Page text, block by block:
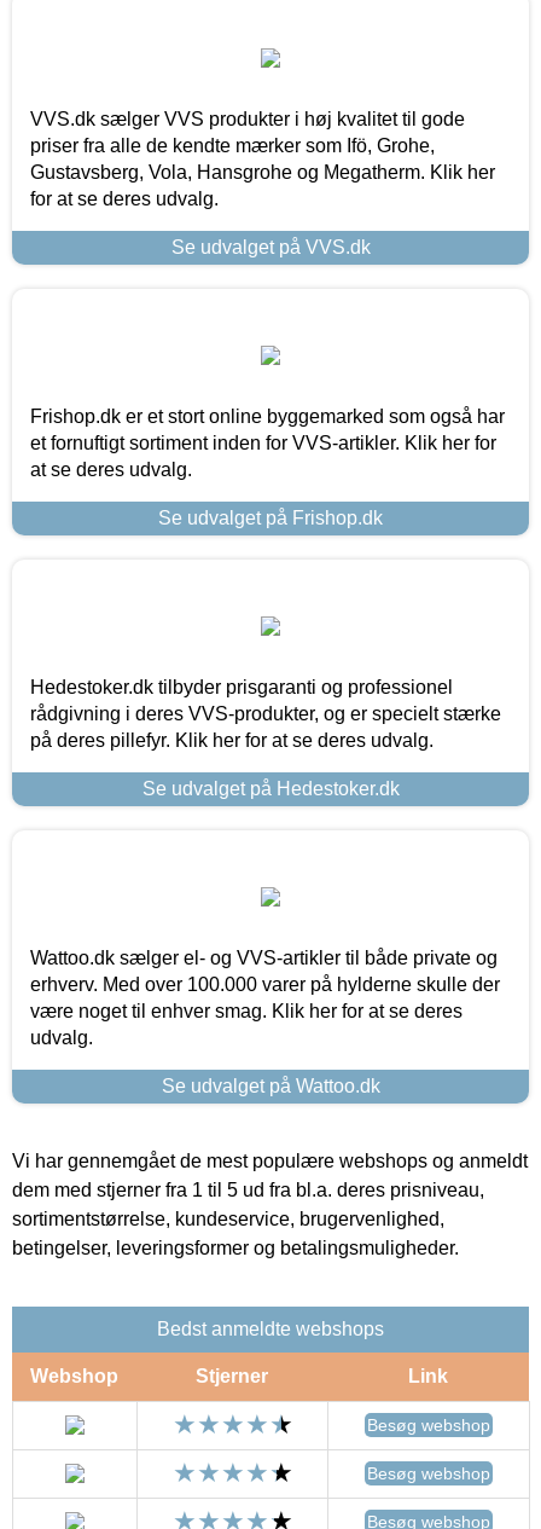
VVS.dk sælger VVS produkter i høj kvalitet til gode
priser fra alle de kendte mærker som Ifö, Grohe,
Gustavsberg, Vola, Hansgrohe og Megatherm. Klik her
for at se deres udvalg.
Se udvalget på VVS.dk
Frishop.dk er et stort online byggemarked som også har
et fornuftigt sortiment inden for VVS-artikler. Klik her for
at se deres udvalg.
Se udvalget på Frishop.dk
Hedestoker.dk tilbyder prisgaranti og professionel
rådgivning i deres VVS-produkter, og er specielt stærke
på deres pillefyr. Klik her for at se deres udvalg.
Se udvalget på Hedestoker.dk
Wattoo.dk sælger el- og VVS-artikler til både private og
erhverv. Med over 100.000 varer på hylderne skulle der
være noget til enhver smag. Klik her for at se deres
udvalg.
Se udvalget på Wattoo.dk
Vi har gennemgået de mest populære webshops og anmeldt
dem med stjerner fra 1 til 5 ud fra bl.a. deres prisniveau,
sortimentstørrelse, kundeservice, brugervenlighed,
betingelser, leveringsformer og betalingsmuligheder.
Bedst anmeldte webshops
Webshop Stjerner Link
Besøg webshop
Besøg webshop
Besøg webshop